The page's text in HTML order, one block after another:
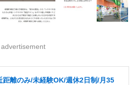
advertisement
距離のみ/未経験OK/週休2日制/月35